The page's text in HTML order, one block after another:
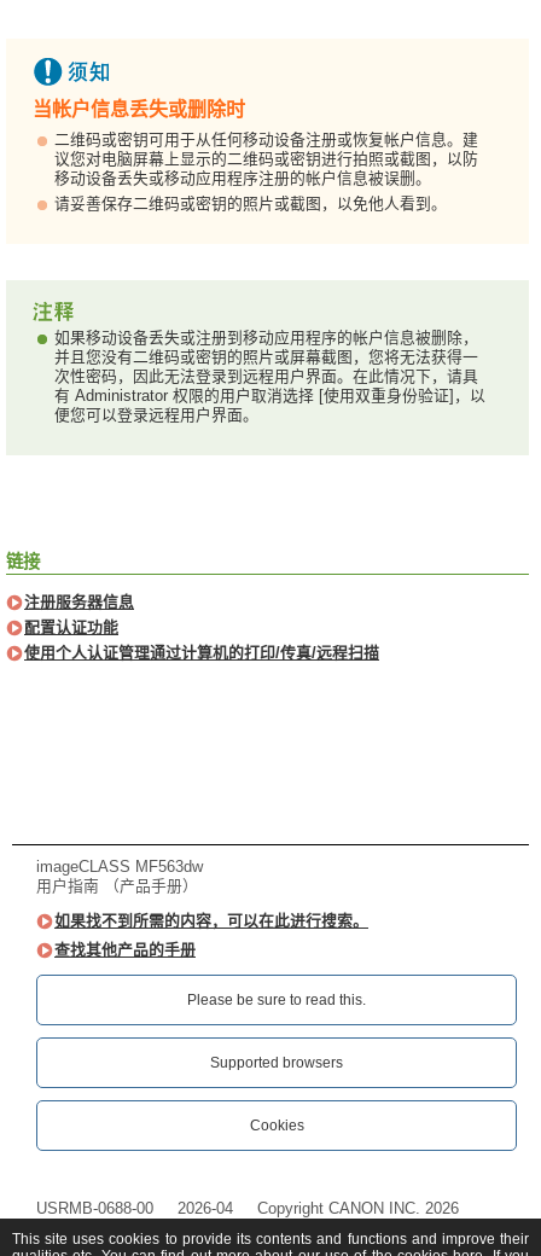
当帐户信息丢失或删除时
二维码或密钥可用于从任何移动设备注册或恢复帐户信息。建
议您对电脑屏幕上显示的二维码或密钥进行拍照或截图，以防
移动设备丢失或移动应用程序注册的帐户信息被误删。
请妥善保存二维码或密钥的照片或截图，以免他人看到。
如果移动设备丢失或注册到移动应用程序的帐户信息被删除，
并且您没有二维码或密钥的照片或屏幕截图，您将无法获得一
次性密码，因此无法登录到远程用户界面。在此情况下，请具
有 Administrator 权限的用户取消选择 [使用双重身份验证]，以
便您可以登录远程用户界面。
链接
注册服务器信息
配置认证功能
使用个人认证管理通过计算机的打印/传真/远程扫描
imageCLASS MF563dw
用户指南 （产品手册）
如果找不到所需的内容，可以在此进行搜索。
查找其他产品的手册
Please be sure to read this.‎
Supported browsers
Cookies
USRMB-0688-00 2026-04 Copyright CANON INC. 2026
This site uses cookies to provide its contents and functions and improve their